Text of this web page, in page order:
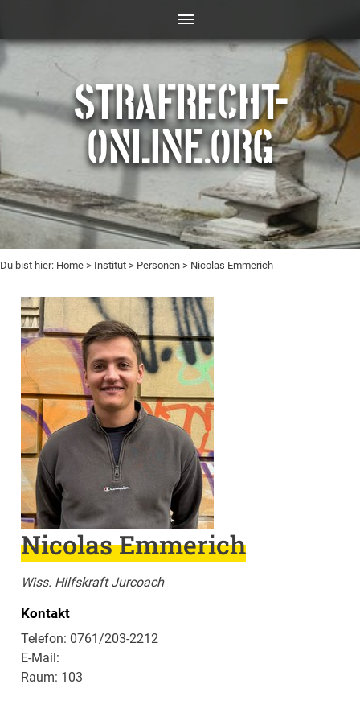
STRAFRECHT-
ONLINE.ORG
Du bist hier: Home > Institut > Personen > Nicolas Emmerich
Nicolas Emmerich
Wiss. Hilfskraft Jurcoach
Kontakt
Telefon: 0761/203-2212
E-Mail:
Raum: 103